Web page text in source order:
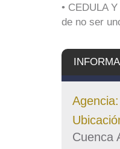
• CEDULA
de no ser
Agencia:
Cuenca